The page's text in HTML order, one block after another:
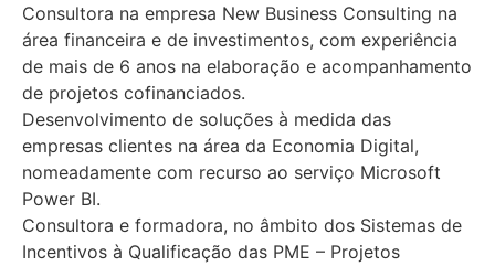
Consultora na empresa New Business Consulting na
área financeira e de investimentos, com experiência
de mais de 6 anos na elaboração e acompanhamento
de projetos cofinanciados.
Desenvolvimento de soluções à medida das
empresas clientes na área da Economia Digital,
nomeadamente com recurso ao serviço Microsoft
Power BI.
Consultora e formadora, no âmbito dos Sistemas de
Incentivos à Qualificação das PME – Projetos